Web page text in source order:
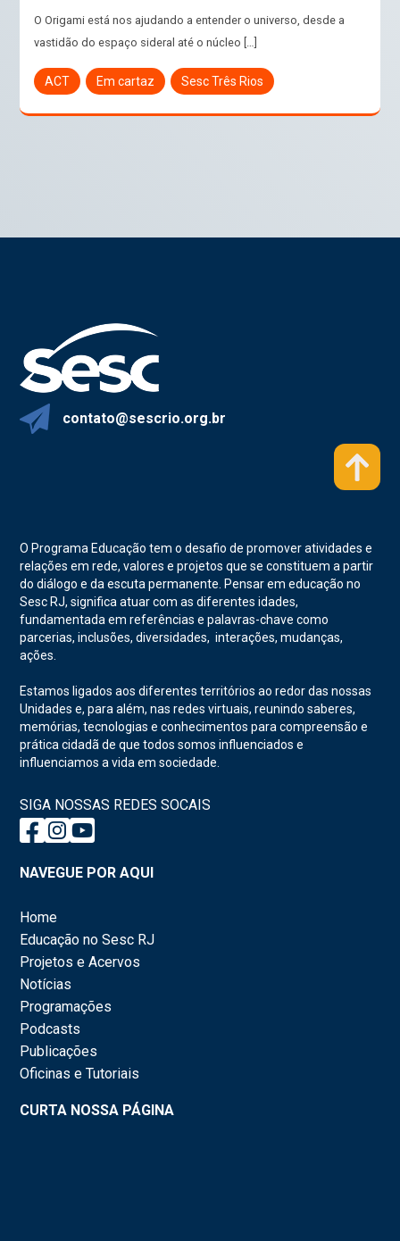
O Origami está nos ajudando a entender o universo, desde a
vastidão do espaço sideral até o núcleo […]
ACT Em cartaz Sesc Três Rios
contato@sescrio.org.br
O Programa Educação tem o desafio de promover atividades e
relações em rede, valores e projetos que se constituem a partir
do diálogo e da escuta permanente. Pensar em educação no
Sesc RJ, significa atuar com as diferentes idades,
fundamentada em referências e palavras-chave como
parcerias, inclusões, diversidades, interações, mudanças,
ações.
Estamos ligados aos diferentes territórios ao redor das nossas
Unidades e, para além, nas redes virtuais, reunindo saberes,
memórias, tecnologias e conhecimentos para compreensão e
prática cidadã de que todos somos influenciados e
influenciamos a vida em sociedade.
SIGA NOSSAS REDES SOCAIS
NAVEGUE POR AQUI
Home
Educação no Sesc RJ
Projetos e Acervos
Notícias
Programações
Podcasts
Publicações
Oficinas e Tutoriais
CURTA NOSSA PÁGINA